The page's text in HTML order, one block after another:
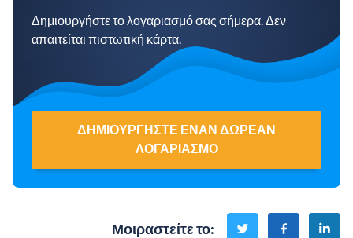
Δημιουργήστε το λογαριασμό σας σήμερα. Δεν
απαιτείται πιστωτική κάρτα.
ΔΗΜΙΟΥΡΓΉΣΤΕ ΈΝΑΝ ΔΩΡΕΆΝ
ΛΟΓΑΡΙΑΣΜΌ
Μοιραστείτε το: